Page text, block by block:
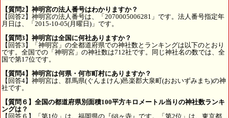
【質問2】神明宮の法人番号はわかりますか？
【回答2】神明宮の法人番号は、「2070005006281」です。法人番号指定年
月日は、「2015-10-05(月曜日)」です。
【質問3】神明宮は全国に何社ありますか？
【回答3】「神明宮」の全都道府県での神社数とランキングは以下のとおり
です。全国での「神明宮」の神社数は712社です。同じ神社名の数では、全
国で第17位です。
【質問4】神明宮は何県・何市町村にありますか？
【回答4】神明宮は、群馬県(ぐんまけん)邑楽郡大泉町(おおいずみまち)の神
社です。
【質問６】全国の都道府県別面積100平方キロメートル当りの神社数ランキ
ングは？
【回答６】「第1位」は、福岡県の『68ヶ寺』です。「第2位」は、東京都